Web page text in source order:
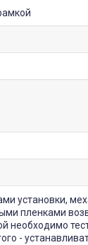
установки,
пленками
необходимо
-